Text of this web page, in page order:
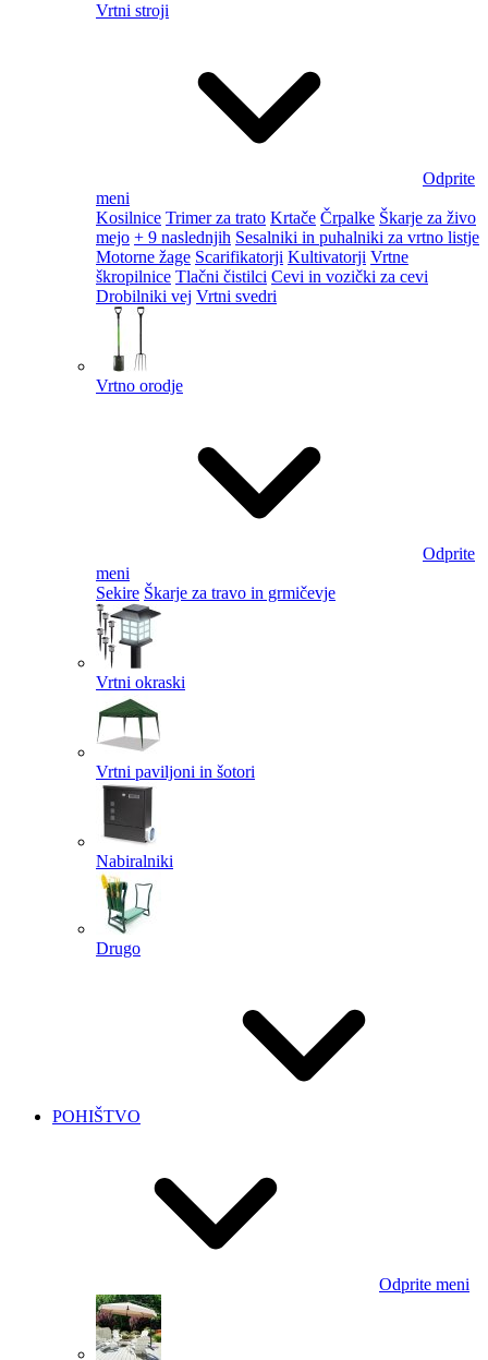
Vrtni stroji
Odprite
meni
Kosilnice Trimer za trato Krtače Črpalke Škarje za živo
mejo + 9 naslednjih Sesalniki in puhalniki za vrtno listje
Motorne žage Scarifikatorji Kultivatorji Vrtne
škropilnice Tlačni čistilci Cevi in vozički za cevi
Drobilniki vej Vrtni svedri
Vrtno orodje
Odprite
meni
Sekire Škarje za travo in grmičevje
Vrtni okraski
Vrtni paviljoni in šotori
Nabiralniki
Drugo
POHIŠTVO
Odprite meni